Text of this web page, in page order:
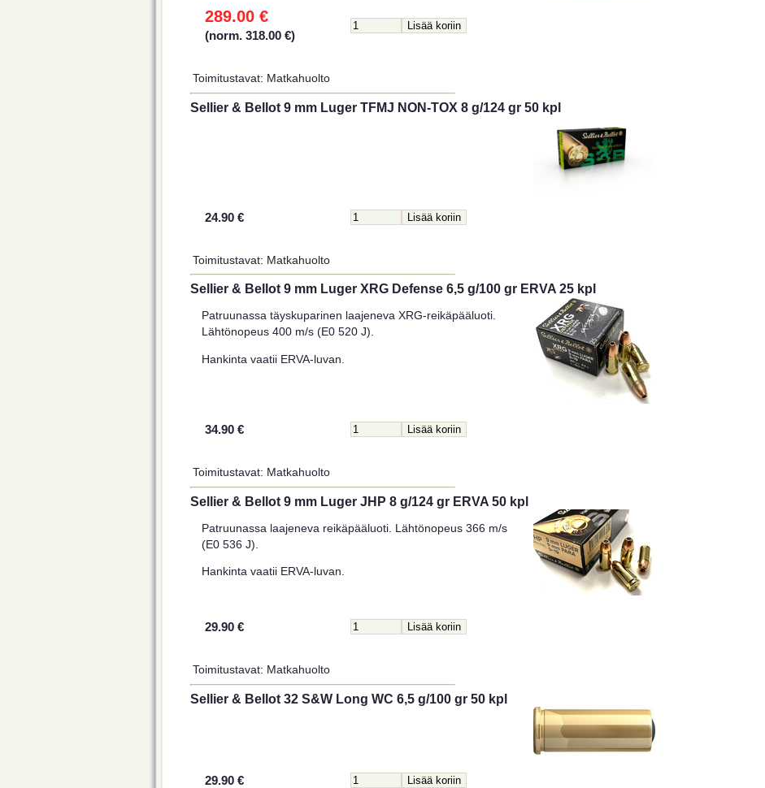
289.00 €
(norm. 318.00 €)
Toimitustavat: Matkahuolto
Sellier & Bellot 9 mm Luger TFMJ NON-TOX 8 g/124 gr 50 kpl
24.90 €
Toimitustavat: Matkahuolto
Sellier & Bellot 9 mm Luger XRG Defense 6,5 g/100 gr ERVA 25 kpl
Patruunassa täyskuparinen laajeneva XRG-reikäpääluoti.
Lähtönopeus 400 m/s (E0 520 J).
Hankinta vaatii ERVA-luvan.
34.90 €
Toimitustavat: Matkahuolto
Sellier & Bellot 9 mm Luger JHP 8 g/124 gr ERVA 50 kpl
Patruunassa laajeneva reikäpääluoti. Lähtönopeus 366 m/s
(E0 536 J).
Hankinta vaatii ERVA-luvan.
29.90 €
Toimitustavat: Matkahuolto
Sellier & Bellot 32 S&W Long WC 6,5 g/100 gr 50 kpl
29.90 €